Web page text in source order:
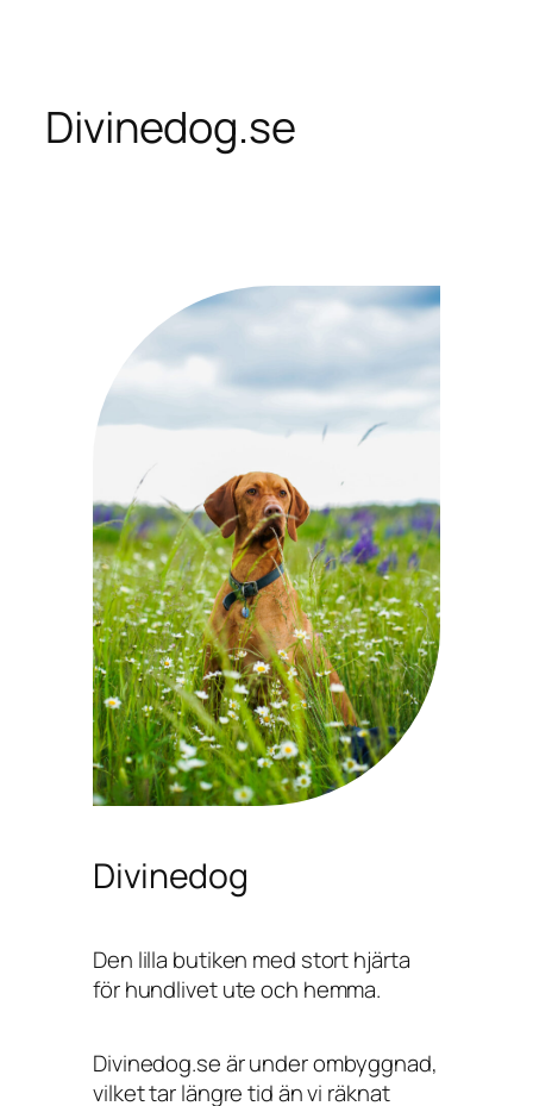
content
Divinedog.se
Divinedog
Den lilla butiken med stort hjärta
för hundlivet ute och hemma.
Divinedog.se är under ombyggnad,
vilket tar längre tid än vi räknat